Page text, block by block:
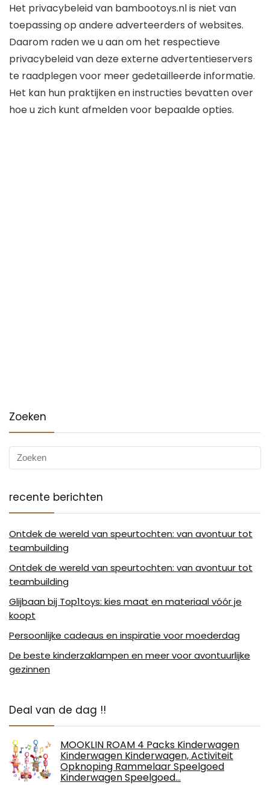
Het privacybeleid van bambootoys.nl is niet van
toepassing op andere adverteerders of websites.
Daarom raden we u aan om het respectieve
privacybeleid van deze externe advertentieservers
te raadplegen voor meer gedetailleerde informatie.
Het kan hun praktijken en instructies bevatten over
hoe u zich kunt afmelden voor bepaalde opties.
Zoeken
recente berichten
Ontdek de wereld van speurtochten: van avontuur tot
teambuilding
Ontdek de wereld van speurtochten: van avontuur tot
teambuilding
Glijbaan bij Top1toys: kies maat en materiaal vóór je
koopt
Persoonlijke cadeaus en inspiratie voor moederdag
De beste kinderzaklampen en meer voor avontuurlijke
gezinnen
Deal van de dag !!
MOOKLIN ROAM 4 Packs Kinderwagen
Kinderwagen Kinderwagen, Activiteit
Opknoping Rammelaar Speelgoed
Kinderwagen Speelgoed…